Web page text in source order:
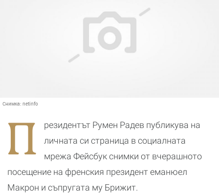
Снимка: netinfo
П
резидентът Румен Радев публикува на
личната си страница в социалната
мрежа Фейсбук снимки от вчерашното
посещение на френския президент еманюел
Макрон и съпругата му Брижит.